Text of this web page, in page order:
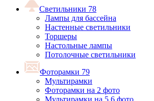
Светильники 78
Лампы для бассейна
Настенные светильники
Торшеры
Настольные лампы
Потолочные светильники
Фоторамки 79
Мультирамки
Фоторамки на 2 фото
Мультирамки на 5,6 фото